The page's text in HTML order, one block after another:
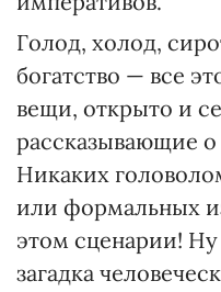
Голод, холод,
богатство — все
вещи, открыто и
рассказывающие
Никаких
или формальных
этом сценарии! Ну
загадка